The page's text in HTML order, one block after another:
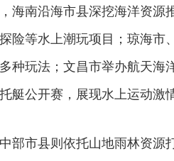
海南沿海市县深挖海洋资源
险等水上潮玩项目；琼海市
种玩法；文昌市举办航天海
艇公开赛，展现水上运动激情
部市县则依托山地雨林资源